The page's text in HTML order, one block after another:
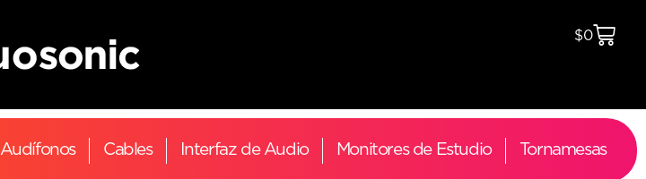
$0
Audífonos Cables Interfaz de Audio Monitores de Estudio Tornamesas